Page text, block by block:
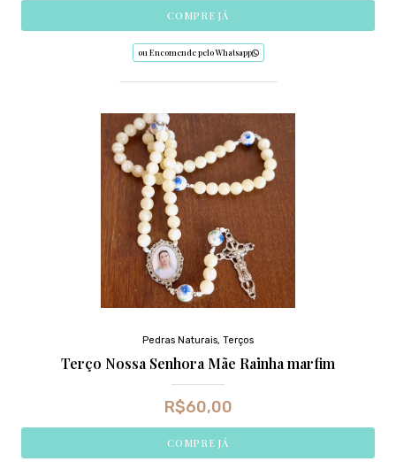
COMPRE JÁ
ou Encomende pelo Whatsapp
Pedras Naturais, Terços
Terço Nossa Senhora Mãe Rainha marfim
R$60,00
COMPRE JÁ